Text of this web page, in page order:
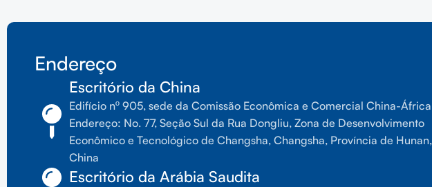
Endereço
Escritório da China
Edifício nº 905, sede da Comissão Econômica e Comercial China-África
Endereço: No. 77, Seção Sul da Rua Dongliu, Zona de Desenvolvimento
Econômico e Tecnológico de Changsha, Changsha, Província de Hunan,
China
Escritório da Arábia Saudita